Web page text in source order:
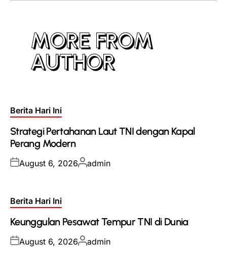
MORE FROM
AUTHOR
Posted
Berita Hari Ini
Strategi Pertahanan Laut TNI dengan Kapal
Perang Modern
Posted
August 6, 2026Posted
admin
Posted
Berita Hari Ini
Keunggulan Pesawat Tempur TNI di Dunia
Posted
August 6, 2026Posted
admin